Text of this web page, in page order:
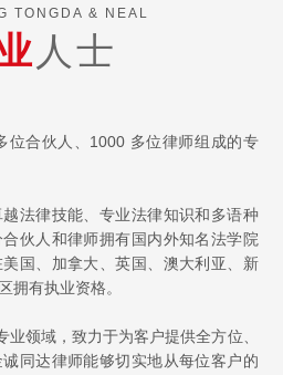
TONGDA & NEAL
人士
位合伙人、1000 多位律师组成的专
法律技能、专业法律知识和多语种
伙人和律师拥有国内外知名法学院
国、加拿大、英国、澳大利亚、新
拥有执业资格。
领域，致力于为客户提供全方位、
同达律师能够切实地从每位客户的